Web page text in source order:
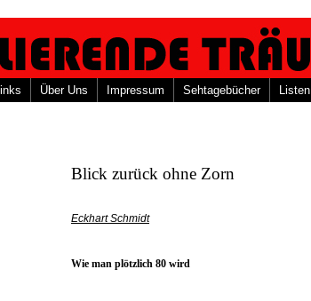
Über Uns Impressum Sehtagebücher Listen
Blick zurück ohne Zorn
Eckhart Schmidt
Wie man plötzlich 80 wird